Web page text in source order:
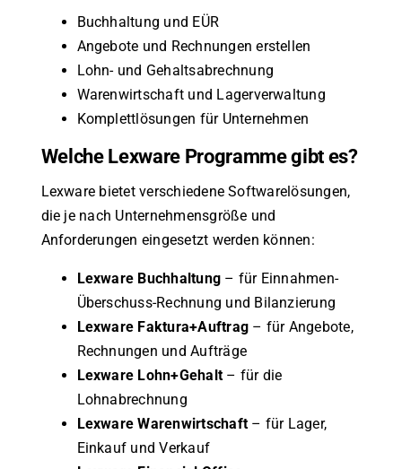
Buchhaltung und EÜR
Angebote und Rechnungen erstellen
Lohn- und Gehaltsabrechnung
Warenwirtschaft und Lagerverwaltung
Komplettlösungen für Unternehmen
Welche Lexware Programme gibt es?
Lexware bietet verschiedene Softwarelösungen,
die je nach Unternehmensgröße und
Anforderungen eingesetzt werden können:
Lexware Buchhaltung – für Einnahmen-
Überschuss-Rechnung und Bilanzierung
Lexware Faktura+Auftrag – für Angebote,
Rechnungen und Aufträge
Lexware Lohn+Gehalt – für die
Lohnabrechnung
Lexware Warenwirtschaft – für Lager,
Einkauf und Verkauf